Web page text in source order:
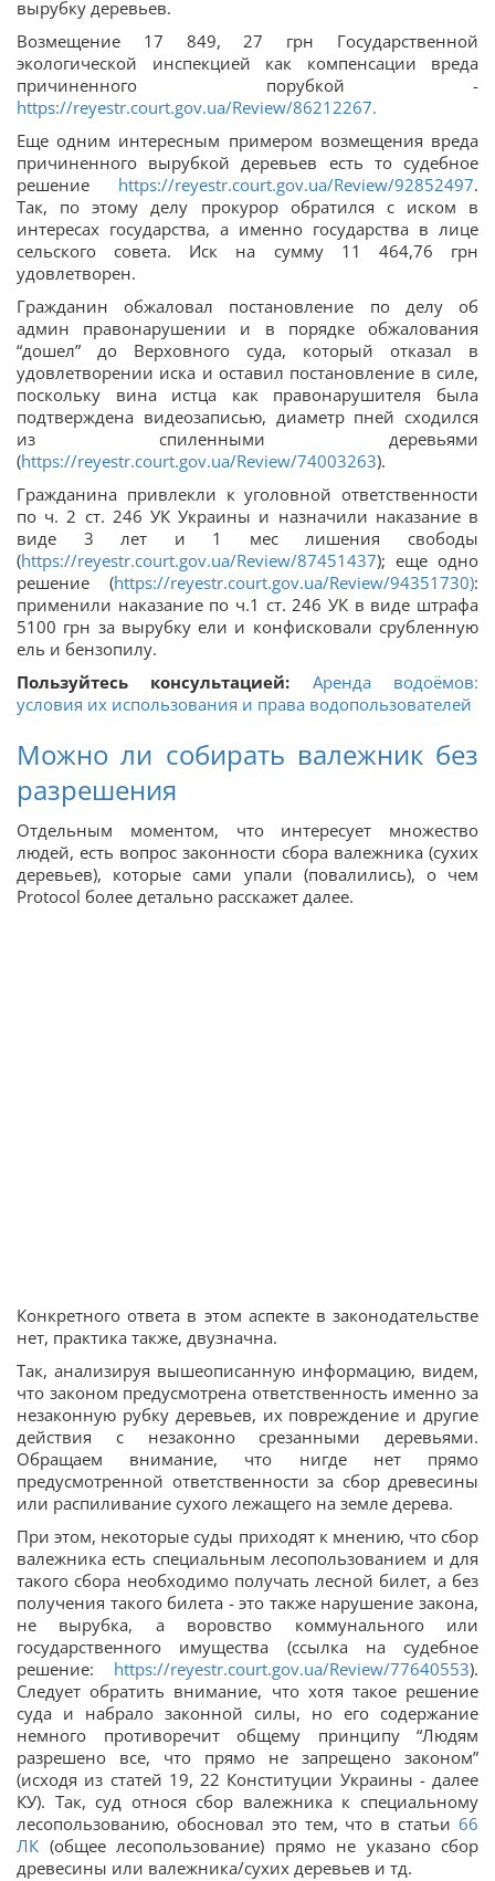
вырубку деревьев.
Возмещение 17 849, 27 грн Государственной
экологической инспекцией как компенсации вреда
причиненного порубкой -
https://reyestr.court.gov.ua/Review/86212267.
Еще одним интересным примером возмещения вреда
причиненного вырубкой деревьев есть то судебное
решение https://reyestr.court.gov.ua/Review/92852497.
Так, по этому делу прокурор обратился с иском в
интересах государства, а именно государства в лице
сельского совета. Иск на сумму 11 464,76 грн
удовлетворен.
Гражданин обжаловал постановление по делу об
админ правонарушении и в порядке обжалования
“дошел” до Верховного суда, который отказал в
удовлетворении иска и оставил постановление в силе,
поскольку вина истца как правонарушителя была
подтверждена видеозаписью, диаметр пней сходился
из спиленными деревьями
(https://reyestr.court.gov.ua/Review/74003263).
Гражданина привлекли к уголовной ответственности
по ч. 2 ст. 246 УК Украины и назначили наказание в
виде 3 лет и 1 мес лишения свободы
(https://reyestr.court.gov.ua/Review/87451437); еще одно
решение (https://reyestr.court.gov.ua/Review/94351730):
применили наказание по ч.1 ст. 246 УК в виде штрафа
5100 грн за вырубку ели и конфисковали срубленную
ель и бензопилу.
Пользуйтесь консультацией: Аренда водоёмов:
условия их использования и права водопользователей
Можно ли собирать валежник без
разрешения
Отдельным моментом, что интересует множество
людей, есть вопрос законности сбора валежника (сухих
деревьев), которые сами упали (повалились), о чем
Protocol более детально расскажет далее.
Конкретного ответа в этом аспекте в законодательстве
нет, практика также, двузначна.
Так, анализируя вышеописанную информацию, видем,
что законом предусмотрена ответственность именно за
незаконную рубку деревьев, их повреждение и другие
действия с незаконно срезанными деревьями.
Обращаем внимание, что нигде нет прямо
предусмотренной ответственности за сбор древесины
или распиливание сухого лежащего на земле дерева.
При этом, некоторые суды приходят к мнению, что сбор
валежника есть специальным лесопользованием и для
такого сбора необходимо получать лесной билет, а без
получения такого билета - это также нарушение закона,
не вырубка, а воровство коммунального или
государственного имущества (ссылка на судебное
решение: https://reyestr.court.gov.ua/Review/77640553).
Следует обратить внимание, что хотя такое решение
суда и набрало законной силы, но его содержание
немного противоречит общему принципу “Людям
разрешено все, что прямо не запрещено законом”
(исходя из статей 19, 22 Конституции Украины - далее
КУ). Так, суд относя сбор валежника к специальному
лесопользованию, обосновал это тем, что в статьи 66
ЛК (общее лесопользование) прямо не указано сбор
древесины или валежника/сухих деревьев и тд.